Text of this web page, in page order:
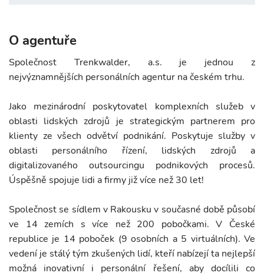
O agentuře
Společnost Trenkwalder, a.s. je jednou z
nejvýznamnějších personálních agentur na českém trhu.
Jako mezinárodní poskytovatel komplexních služeb v
oblasti lidských zdrojů je strategickým partnerem pro
klienty ze všech odvětví podnikání. Poskytuje služby v
oblasti personálního řízení, lidských zdrojů a
digitalizovaného outsourcingu podnikových procesů.
Úspěšně spojuje lidi a firmy již více než 30 let!
Společnost se sídlem v Rakousku v současné době působí
ve 14 zemích s více než 200 pobočkami. V České
republice je 14 poboček (9 osobních a 5 virtuálních). Ve
vedení je stálý tým zkušených lidí, kteří nabízejí ta nejlepší
možná inovativní i personální řešení, aby docílili co